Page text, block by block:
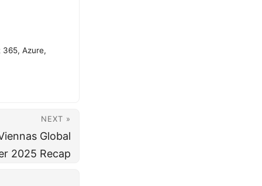
365, Azure,
NEXT »
Global
2025 Recap